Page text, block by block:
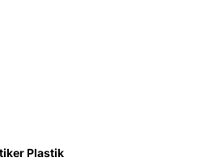
Plastik